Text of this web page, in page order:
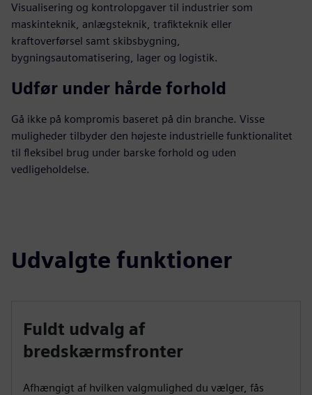
Visualisering og kontrolopgaver til industrier som
maskinteknik, anlægsteknik, trafikteknik eller
kraftoverførsel samt skibsbygning,
bygningsautomatisering, lager og logistik.
Udfør under hårde forhold
Gå ikke på kompromis baseret på din branche. Visse
muligheder tilbyder den højeste industrielle funktionalitet
til fleksibel brug under barske forhold og uden
vedligeholdelse.
Udvalgte funktioner
Fuldt udvalg af
bredskærmsfronter
Afhængigt af hvilken valgmulighed du vælger, fås